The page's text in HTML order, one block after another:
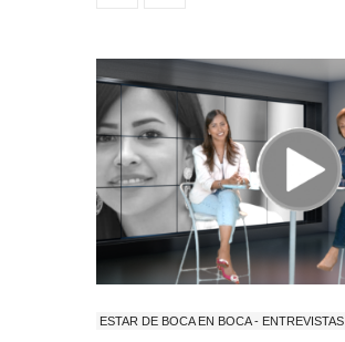
ESTAR DE BOCA EN BOCA - ENTREVISTAS